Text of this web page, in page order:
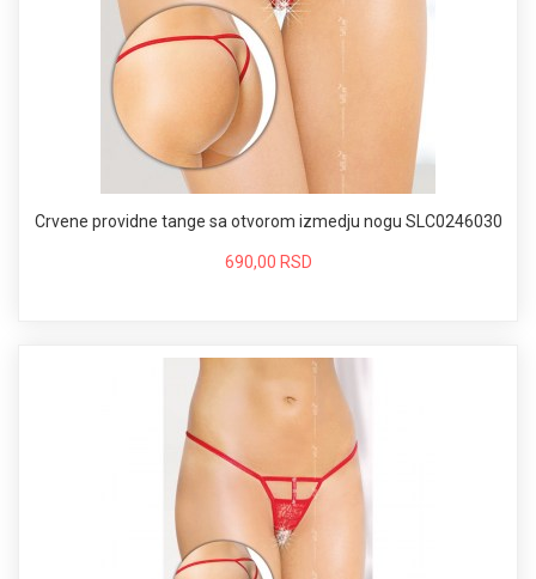
Crvene providne tange sa otvorom izmedju nogu SLC0246030
690,00 RSD